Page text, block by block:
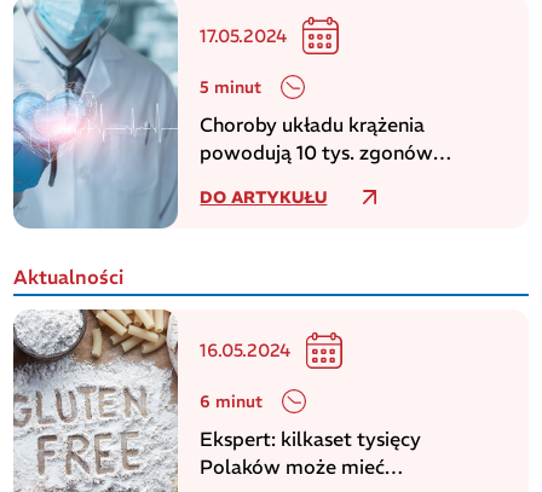
17.05.2024
5 minut
Choroby układu krążenia
powodują 10 tys. zgonów
WHO
DO ARTYKUŁU
Aktualności
16.05.2024
6 minut
Ekspert: kilkaset tysięcy
Polaków może mieć